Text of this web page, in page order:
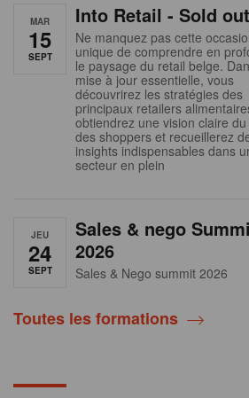
MAR
15
SEPT
Into Retail - Sold out
Ne manquez pas cette
unique de comprendre en
le paysage du retail belge.
mise à jour essentielle, vous
découvrirez les stratégies des
principaux retailers
obtiendrez une vision claire
des shoppers et recueillerez
insights indispensables dans
secteur en plein
JEU
24
SEPT
Sales & nego
2026
Sales & Nego summit 2026
Toutes les formations